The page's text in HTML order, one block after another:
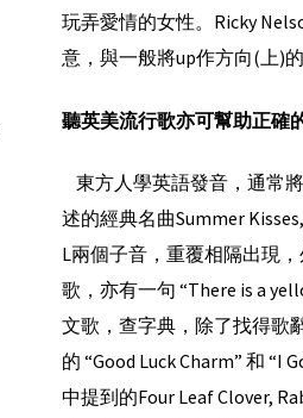
玩弄愛情的女性。Ricky
意，與一般將up作方向(上)的
聽英美流行歌亦可幫助正確
東方人學英語發音，通常
述的經典名曲Summer
L兩個子音，重覆相隔出現
歌，亦有一句 “There is a
文歌，查字典，除了找得歌
的 “Good Luck Charm” 和
中提到的Four Leaf Clover,